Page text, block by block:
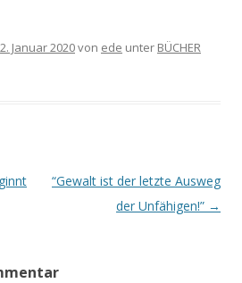
2. Januar 2020von ede unter BÜCHER
“Gewalt ist der letzte Ausweg
der Unfähigen!” →